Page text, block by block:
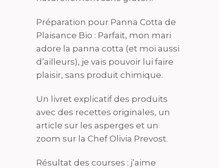
Préparation pour Panna Cotta de
Plaisance Bio : Parfait, mon mari
adore la panna cotta (et moi aussi
d’ailleurs), je vais pouvoir lui faire
plaisir, sans produit chimique.
Un livret explicatif des produits
avec des recettes originales, un
article sur les asperges et un
zoom sur la Chef Olivia Prevost.
Résultat des courses : j’aime